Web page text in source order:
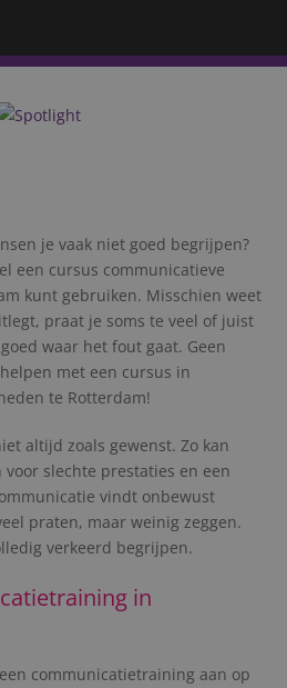
je vaak niet goed begrijpen?
een cursus communicatieve
kunt gebruiken. Misschien weet
praat je soms te veel of juist
waar het fout gaat. Geen
met een cursus in
te Rotterdam!
altijd zoals gewenst. Zo kan
slechte prestaties en een
vindt onbewust
praten, maar weinig zeggen.
verkeerd begrijpen.
in
communicatietraining aan op